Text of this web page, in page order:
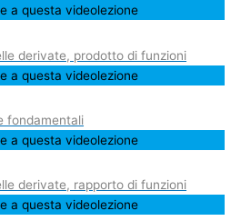
a questa videolezione
derivate, prodotto di funzioni
a questa videolezione
fondamentali
a questa videolezione
derivate, rapporto di funzioni
a questa videolezione